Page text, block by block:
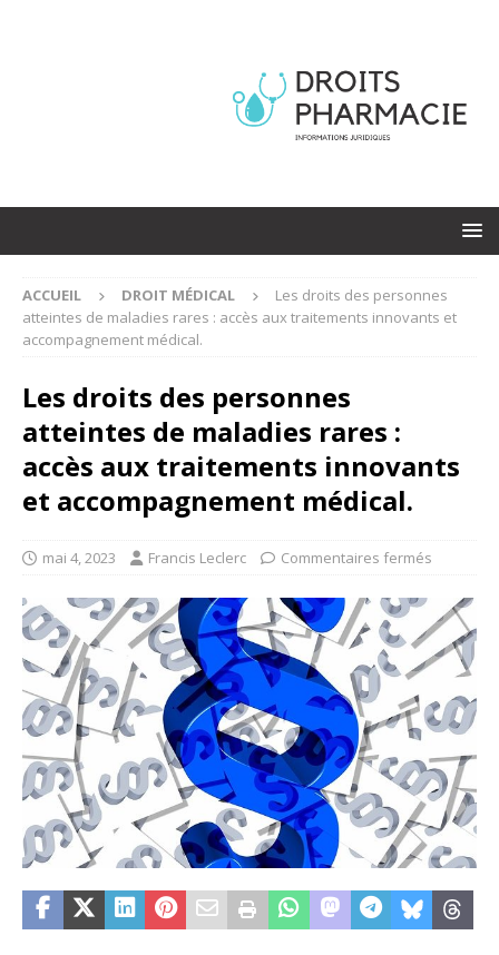
ACCUEIL DROIT MÉDICAL
Les droits des personnes
atteintes de maladies rares : accès aux traitements innovants et
accompagnement médical.
Les droits des personnes
atteintes de maladies rares :
accès aux traitements innovants
et accompagnement médical.
mai 4, 2023 Francis Leclerc Commentaires fermés